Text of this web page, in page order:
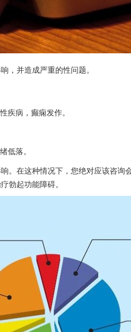
，并造成严重的性问题。
疾病，癫痫发作。
低落。
。在这种情况下，您绝对应该咨询
勃起功能障碍。